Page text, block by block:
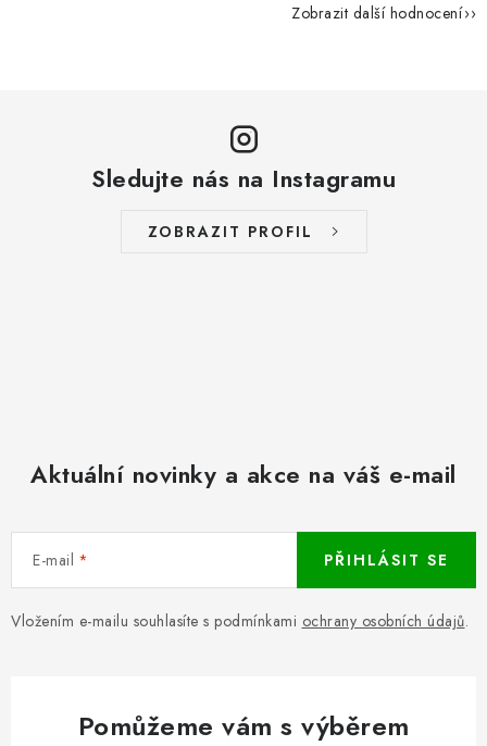
Zobrazit další hodnocení
Sledujte nás na Instagramu
ZOBRAZIT PROFIL
Aktuální novinky a akce na váš e-mail
E-mail
Vložením e-mailu souhlasíte s podmínkami ochrany osobních údajů.
PŘIHLÁSIT SE
Pomůžeme vám s výběrem